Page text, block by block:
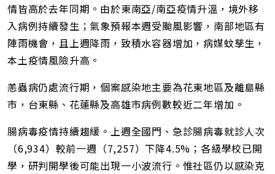
情皆高於去年同期。由於東南亞/南亞疫情升溫，境外移
入病例持續發生；氣象預報本週受颱風影響，南部地區有
陣雨機會，且上週降雨，致積水容器增加，病媒蚊孳生，
本土疫情風險升高。
恙蟲病仍處流行期，個案感染地主要為花東地區及離島縣
市，台東縣、花蓮縣及高雄市病例數較近二年增加。
腸病毒疫情持續趨緩。上週全國門、急診腸病毒就診人次
（6,934）較前一週（7,257）下降4.5%；各級學校已開
學，研判開學後可能出現一小波流行。惟社區仍以感染克